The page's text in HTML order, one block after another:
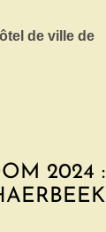
de ville de
2024 :